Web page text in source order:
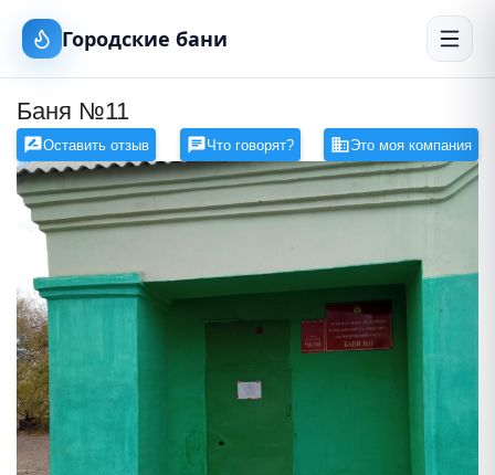
Городские бани
Баня №11
Оставить отзыв Что говорят? Это моя компания